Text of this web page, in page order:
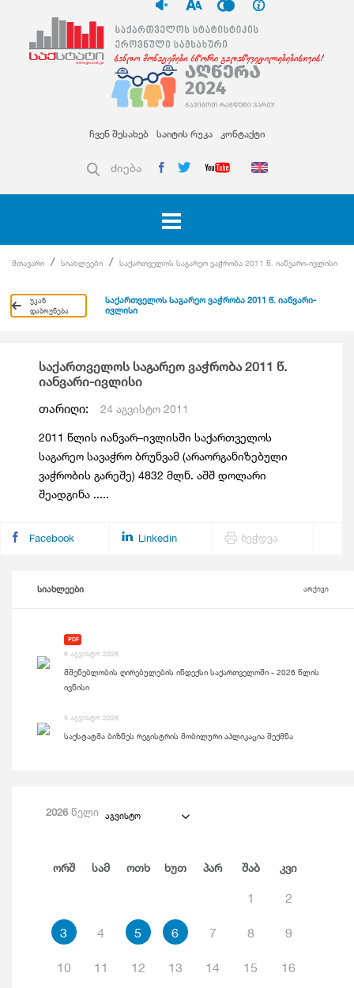
ჩვენ შესახებ საიტის რუკა კონტაქტი
ძიება
მთავარი სიახლეები საქართველოს საგარეო ვაჭრობა 2011 წ. იანვარი-ივლისი
უკან
დაბრუნება
საქართველოს საგარეო ვაჭრობა 2011 წ. იანვარი-
ივლისი
საქართველოს საგარეო ვაჭრობა 2011 წ.
იანვარი-ივლისი
თარიღი: 24 აგვისტო 2011
2011 წლის იანვარ–ივლისში საქართველოს
საგარეო სავაჭრო ბრუნვამ (არაორგანიზებული
ვაჭრობის გარეშე) 4832 მლნ. აშშ დოლარი
შეადგინა .....
Facebook Linkedin ბეჭდვა
სიახლეები არქივი
PDF
6 აგვისტო 2026
მშენებლობის ღირებულების ინდექსი საქართველოში - 2026 წლის
ივნისი
5 აგვისტო 2026
საქსტატმა ბიზნეს რეგისტრის მობილური აპლიკაცია შექმნა
2026წელი აგვისტო
Ორშ Სამ Ოთხ Ხუთ Პარ Შაბ Კვი
1 2
3 4 5 6 7 8 9
10 11 12 13 14 15 16